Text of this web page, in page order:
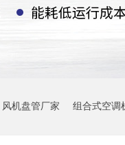
风机盘管厂家 组合式空调